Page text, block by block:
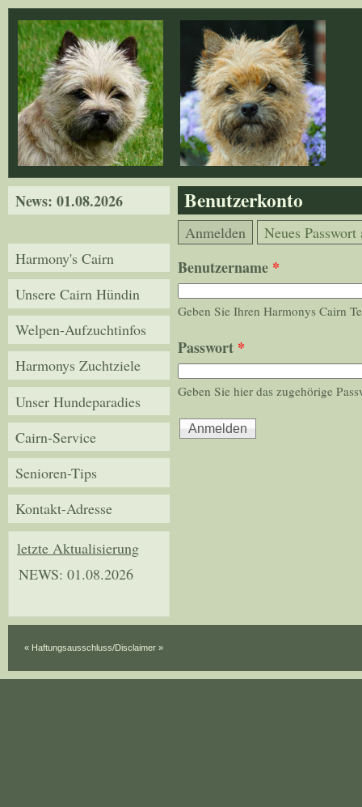
Direkt zum Inhalt
News: 01.08.2026
Harmony's Cairn
Unsere Cairn Hündin
Welpen-Aufzuchtinfos
Harmonys Zuchtziele
Unser Hundeparadies
Cairn-Service
Senioren-Tips
Kontakt-Adresse
letzte Aktualisierung
NEWS: 01.08.2026
Benutzerkonto
Haupt-Reiter
Anmelden (aktiver Reiter)
Neues
Benutzername *
Geben Sie Ihren Harmonys Cairn
Passwort *
Geben Sie hier das zugehörige
« Haftungsausschluss/Disclaimer »